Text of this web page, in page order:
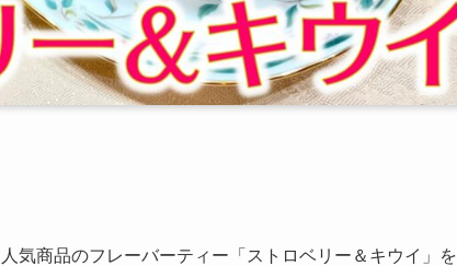
気商品のフレーバーティー「 ストロベリー＆キウイ 」を